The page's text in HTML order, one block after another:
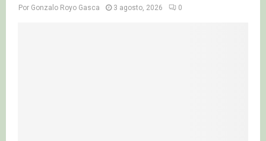
Por Gonzalo Royo Gasca 3 agosto, 2026 0